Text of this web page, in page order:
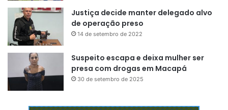
Justiça decide manter delegado alvo
de operação preso
14 de setembro de 2022
Suspeito escapa e deixa mulher ser
presa com drogas em Macapá
30 de setembro de 2025